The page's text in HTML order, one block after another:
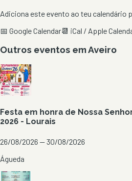
Adiciona este evento ao teu calendário
📅 Google Calendar📆 iCal / Apple
Outros eventos emAveiro
Festa em honra de Nossa
2026 - Lourais
26/08/2026 — 30/08/2026
Águeda